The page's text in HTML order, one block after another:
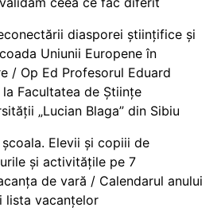
diasporei științifice și
Uniunii Europene în
/ Op Ed Profesorul Eduard
Facultatea de Științe
„Lucian Blaga” din Sibiu
Elevii și copiii de
și activitățile pe 7
de vară / Calendarul anului
lista vacanțelor